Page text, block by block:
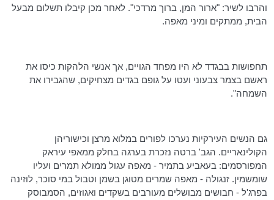
והרבו לשיר: "ארור המן, ברוך מרדכי". לאחר מכן קיבלו תשלום מבעל
הבית, ממתקים ומיני מאפה.
תחפושות בבגדד לא היו מפחד הגויים, אך אנשי הלהקות כיסו את
ראשם בצמר צבעוני ועטו על גופם בגדים מצחיקים, שהגבירו את
השמחה".
גם הנשים העירקיות נערכו לפורים במלוא מרצן וכישוריהן
הקולינאריים. הגב' ברטה נזכרת בערגה בחלק ממאפי עיראק
המפורסמים: בעאביע בתמיר - מאפה עגול ממולא תמרים ועליו
שומשמין.זנגולה - מאפה שמרים מטוגן בשמן וטבול במי סוכר,לוזינה
בפרג'ל - חבושים מבושלים מעורבים בשקדים ואגוזים, הסמבוסק